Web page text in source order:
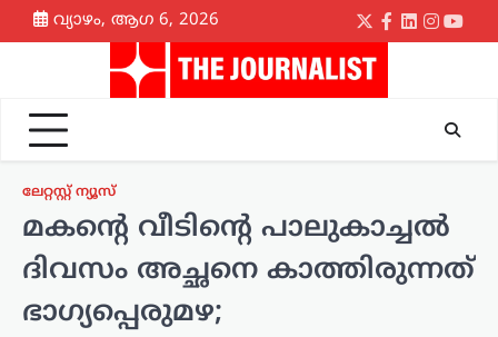
Skip
to
വ്യാഴം, ആഗ 6, 2026
Twitter
Facebook
LinkedIn
ലേറ്റസ്റ്റ് ന്യൂസ്
മകന്റെ വീടിന്റെ പാലുകാച്ചൽ
ദിവസം അച്ഛനെ കാത്തിരുന്നത്
ഭാഗ്യപ്പെരുമഴ;